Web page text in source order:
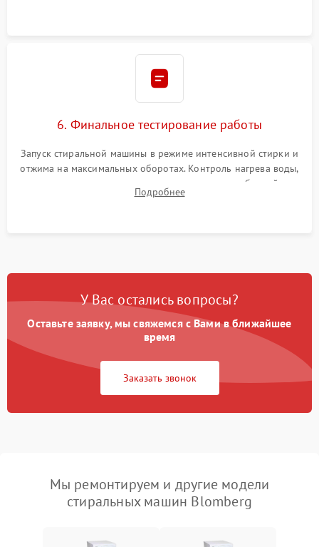
6. Финальное тестирование работы
Запуск стиральной машины в режиме интенсивной стирки и
отжима на максимальных оборотах. Контроль нагрева воды,
корректности слива, отсутствия излишних вибраций,
посторонних стуков и протечек под корпусом.
Подробнее
У Вас остались вопросы?
Оставьте заявку, мы свяжемся с Вами в ближайшее
время
Заказать звонок
Мы ремонтируем и другие модели
стиральных машин Blomberg